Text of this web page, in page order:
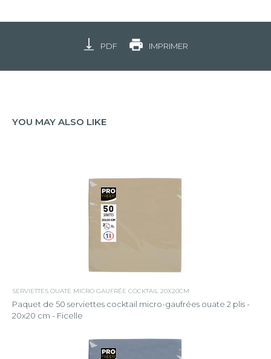
PDF IMPRIMER
YOU MAY ALSO LIKE
SERVIETTES OUATE MICRO GAUFRÉE COCKTAIL 20X20CM
Paquet de 50 serviettes cocktail micro-gaufrées ouate 2 plis -
20x20 cm - Ficelle